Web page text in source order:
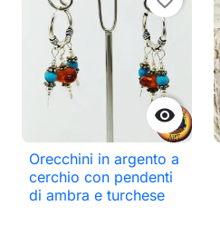

Orecchini in argento a
cerchio con pendenti
di ambra e turchese